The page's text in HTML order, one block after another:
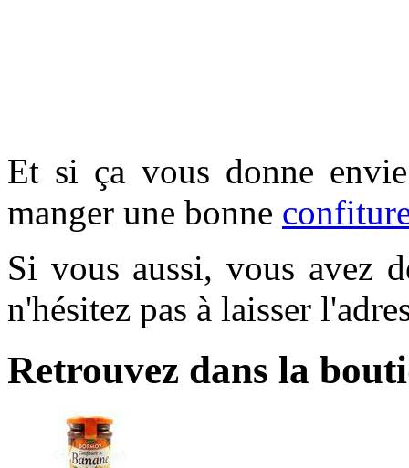
Et si ça vous donne
manger une bonne
Si vous aussi, vous avez
n'hésitez pas à laisser
Retrouvez dans la